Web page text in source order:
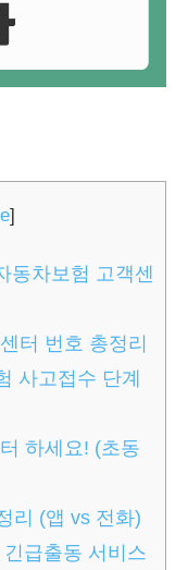
]
동차보험 고객센
터 번호 총정리
사고접수 단계
하세요! (초동
리 (앱 vs 전화)
급출동 서비스